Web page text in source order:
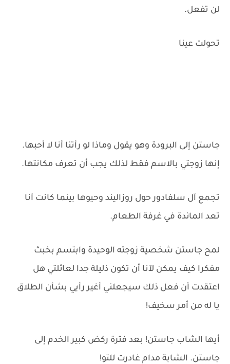
لن تفعل.
تحولت عينا
جاستن إلى البرودة وهو يقول وماذا لو رأتنا أنا لا أحبها.
إنها زوجتي بالاسم فقط لذلك يجب أن تعرف مكانتها.
تجمع آل سلفادور حول روزاليند وحيوها بينما كانت آنا
تعد المائدة في غرفة الطعام.
لمح جاستن شخصية زوجته الوحيدة وابتسم بخبث
مفكرا كيف يمكن لآنا أن تكون ذليلة جدا لعائلتي هل
اعتقدت أن فعل ذلك سيجعلني أغير رأيي بشأن الطلاق
يا له من أمر سخيف!
أيها الشاب جاستن! بعد فترة ركض كبير الخدم إلى
جاستن. الشابة مدام غادرت للتو!